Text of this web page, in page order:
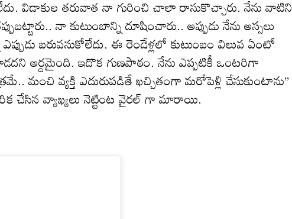
విడాకుల తరువాత నా గురించి చాలా రాసుకొచ్చారు. నేను వాటిని
నా కుటుంబాన్ని దూషించారు.. అప్పుడు నేను అస్సలు
బరువనుకోలేదు. ఈ రెండేళ్ల‌లో కుటుంబం విలువ ఏంటో
అర్దమైంది. ఇదొక గుణపాఠం. నేను ఎప్పటికీ ఒంట‌రిగా
మంచి వ్యక్తి ఎదురుపడితే ఖచ్చితంగా మ‌రోపెళ్లి చేసుకుంటాను”
చేసిన‌ వ్యాఖ్యలు నెట్టింట వైరల్ గా మారాయి.